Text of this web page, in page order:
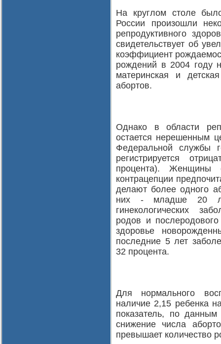
На круглом столе
России произошли
репродуктивного
свидетельствует об
коэффициент
рождений в 2004 году
материнская и
абортов.
Однако в области
остается нерешенным
Федеральной службы
регистрируется
процента). Женщины
контрацепции
делают более одного
них - младше 20
гинекологических
родов и
здоровье
последние 5 лет
32 процента.
Для нормального
наличие 2,15 ребенка
показатель, по
снижение числа
превышает количество